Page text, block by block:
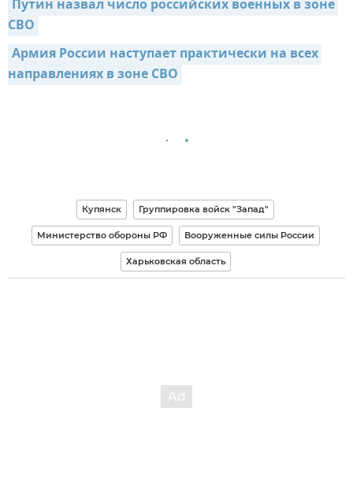
Путин назвал число российских военных в зоне
СВО
Армия России наступает практически на всех
направлениях в зоне СВО
Купянск Группировка войск "Запад"
Министерство обороны РФ Вооруженные силы России
Харьковская область